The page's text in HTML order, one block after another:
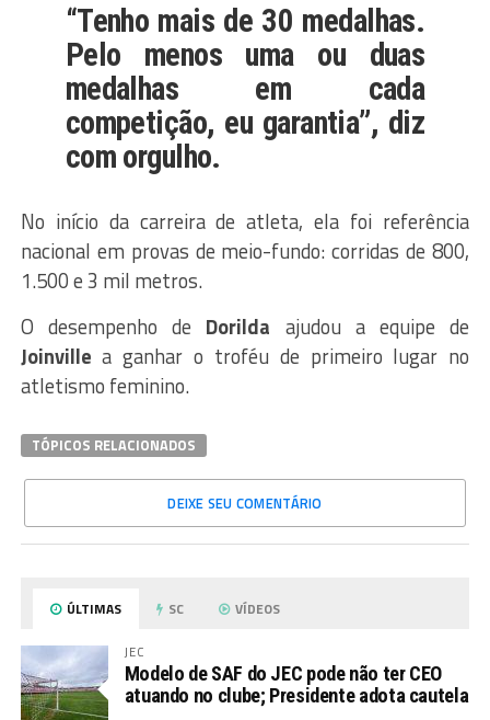
“Tenho mais de 30 medalhas.
Pelo menos uma ou duas
medalhas em cada
competição, eu garantia”, diz
com orgulho.
No início da carreira de atleta, ela foi referência
nacional em provas de meio-fundo: corridas de 800,
1.500 e 3 mil metros.
O desempenho de Dorilda ajudou a equipe de
Joinville a ganhar o troféu de primeiro lugar no
atletismo feminino.
TÓPICOS RELACIONADOS
DEIXE SEU COMENTÁRIO
ÚLTIMAS SC VÍDEOS
JEC
Modelo de SAF do JEC pode não ter CEO
atuando no clube; Presidente adota cautela